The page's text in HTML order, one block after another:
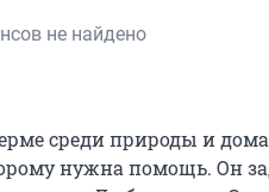
не найдено
среди природы и
нужна помощь. Он